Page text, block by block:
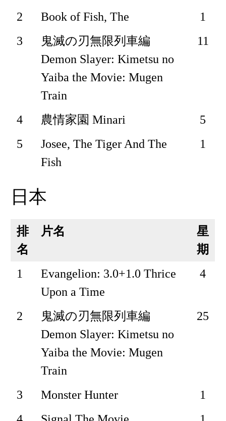
2 Book of Fish, The
1
3
鬼滅の刃無限列車編
Demon Slayer: Kimetsu no
Yaiba the Movie: Mugen
Train
11
4 農情家園 Minari
5
5
Josee, The Tiger And The
Fish
1
日本
排
名
片名
星
期
1
Evangelion: 3.0+1.0 Thrice
Upon a Time
4
2
鬼滅の刃無限列車編
Demon Slayer: Kimetsu no
Yaiba the Movie: Mugen
Train
25
3 Monster Hunter
1